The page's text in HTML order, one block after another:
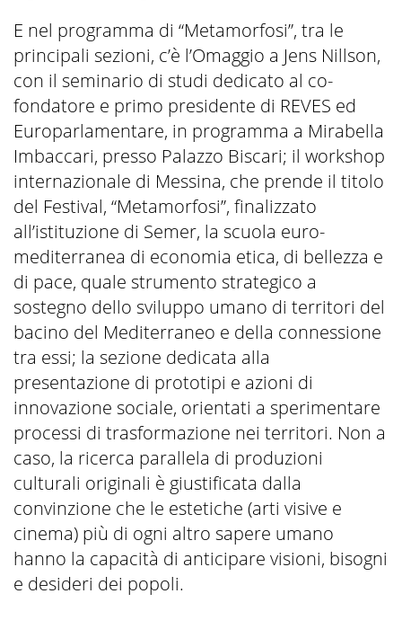
E nel programma di “Metamorfosi”, tra le
principali sezioni, c’è l’Omaggio a Jens Nillson,
con il seminario di studi dedicato al co-
fondatore e primo presidente di REVES ed
Europarlamentare, in programma a Mirabella
Imbaccari, presso Palazzo Biscari; il workshop
internazionale di Messina, che prende il titolo
del Festival, “Metamorfosi”, finalizzato
all’istituzione di Semer, la scuola euro-
mediterranea di economia etica, di bellezza e
di pace, quale strumento strategico a
sostegno dello sviluppo umano di territori del
bacino del Mediterraneo e della connessione
tra essi; la sezione dedicata alla
presentazione di prototipi e azioni di
innovazione sociale, orientati a sperimentare
processi di trasformazione nei territori. Non a
caso, la ricerca parallela di produzioni
culturali originali è giustificata dalla
convinzione che le estetiche (arti visive e
cinema) più di ogni altro sapere umano
hanno la capacità di anticipare visioni, bisogni
e desideri dei popoli.